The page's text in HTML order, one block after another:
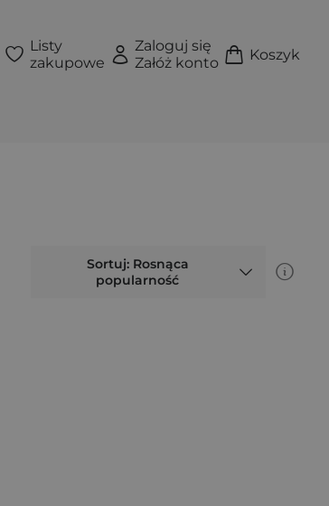
Listy
zakupowe
Zaloguj się
Załóż konto
Koszyk
Sortuj: Rosnąca
popularność